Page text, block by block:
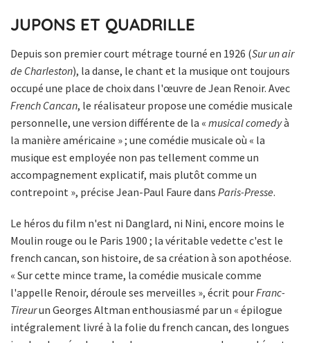
JUPONS ET QUADRILLE
Depuis son premier court métrage tourné en 1926 (Sur un air
de Charleston), la danse, le chant et la musique ont toujours
occupé une place de choix dans l'œuvre de Jean Renoir. Avec
French Cancan, le réalisateur propose une comédie musicale
personnelle, une version différente de la « musical comedyà
la manière américaine » ; une comédie musicale où « la
musique est employée non pas tellement comme un
accompagnement explicatif, mais plutôt comme un
contrepoint », précise Jean-Paul Faure dans Paris-Presse.
Le héros du film n'est ni Danglard, ni Nini, encore moins le
Moulin rouge ou le Paris 1900 ; la véritable vedette c'est le
french cancan, son histoire, de sa création à son apothéose.
« Sur cette mince trame, la comédie musicale comme
l'appelle Renoir, déroule ses merveilles », écrit pourFranc-
Tireurun Georges Altman enthousiasmé par un « épilogue
intégralement livré à la folie du french cancan, des longues